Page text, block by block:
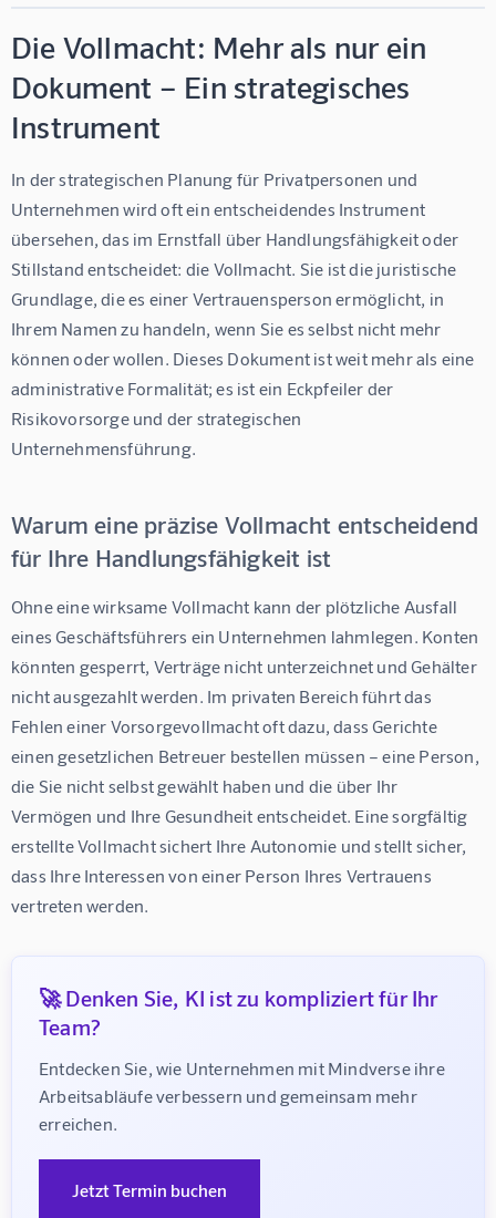
Die Vollmacht: Mehr als nur ein
Dokument – Ein strategisches
Instrument
In der strategischen Planung für Privatpersonen und
Unternehmen wird oft ein entscheidendes Instrument
übersehen, das im Ernstfall über Handlungsfähigkeit oder
Stillstand entscheidet: die Vollmacht. Sie ist die juristische
Grundlage, die es einer Vertrauensperson ermöglicht, in
Ihrem Namen zu handeln, wenn Sie es selbst nicht mehr
können oder wollen. Dieses Dokument ist weit mehr als eine
administrative Formalität; es ist ein Eckpfeiler der
Risikovorsorge und der strategischen
Unternehmensführung.
Warum eine präzise Vollmacht entscheidend
für Ihre Handlungsfähigkeit ist
Ohne eine wirksame Vollmacht kann der plötzliche Ausfall
eines Geschäftsführers ein Unternehmen lahmlegen. Konten
könnten gesperrt, Verträge nicht unterzeichnet und Gehälter
nicht ausgezahlt werden. Im privaten Bereich führt das
Fehlen einer Vorsorgevollmacht oft dazu, dass Gerichte
einen gesetzlichen Betreuer bestellen müssen – eine Person,
die Sie nicht selbst gewählt haben und die über Ihr
Vermögen und Ihre Gesundheit entscheidet. Eine sorgfältig
erstellte Vollmacht sichert Ihre Autonomie und stellt sicher,
dass Ihre Interessen von einer Person Ihres Vertrauens
vertreten werden.
🚀 Denken Sie, KI ist zu kompliziert für Ihr
Team?
Entdecken Sie, wie Unternehmen mit Mindverse ihre
Arbeitsabläufe verbessern und gemeinsam mehr
erreichen.
Jetzt Termin buchen